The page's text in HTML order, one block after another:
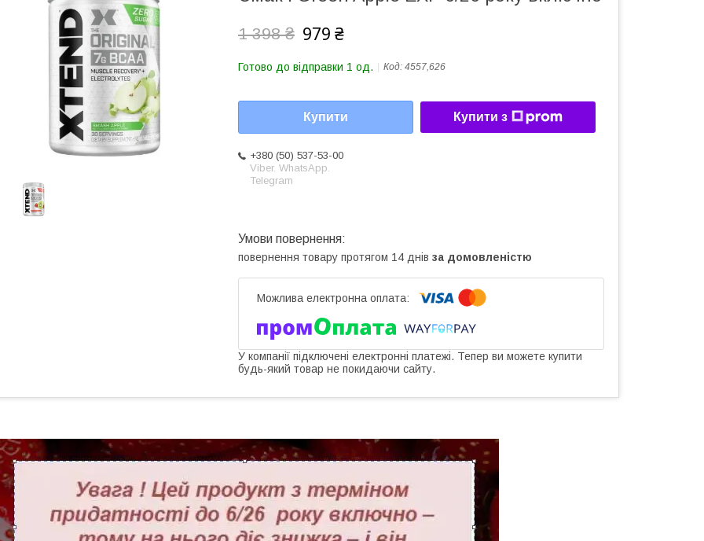
1 398 ₴ 979 ₴
Готово до відправки 1 од. Код: 4557,626
Купити Купити з
+380 (50) 537-53-00
Viber. WhatsApp.
Telegram
повернення товару протягом 14 днів за домовленістю
У компанії підключені електронні платежі. Тепер ви можете купити
будь-який товар не покидаючи сайту.